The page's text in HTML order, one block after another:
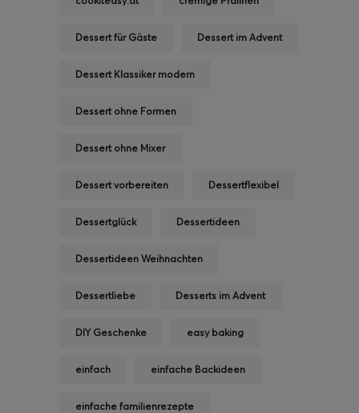
Dessert für Gäste Dessert im Advent
Dessert Klassiker modern
Dessert ohne Formen
Dessert ohne Mixer
Dessert vorbereiten Dessertflexibel
Dessertglück Dessertideen
Dessertideen Weihnachten
Dessertliebe Desserts im Advent
DIY Geschenke easy baking
einfach einfache Backideen
einfache familienrezepte